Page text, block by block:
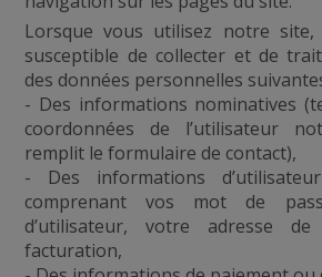
Lorsque vous utilisez notre site,
susceptible de collecter et de
des données personnelles
- Des informations nominatives
coordonnées de l’utilisateur
remplit le formulaire de contact),
- Des informations
comprenant vos mot de
d’utilisateur, votre adresse
facturation,